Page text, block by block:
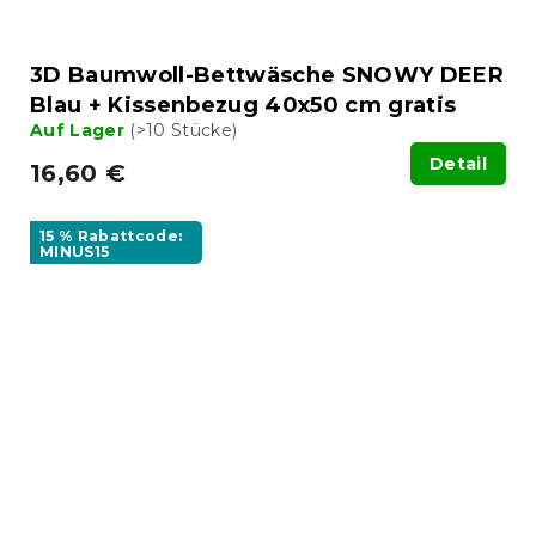
3D Baumwoll-Bettwäsche SNOWY DEER
Blau + Kissenbezug 40x50 cm gratis
Auf Lager (>10 Stücke)
16,60 € Detail
15 % Rabattcode:
MINUS15